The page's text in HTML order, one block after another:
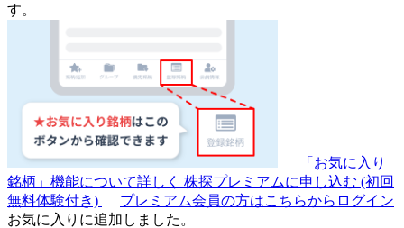
す。
「お気に入り
銘柄」機能について詳しく 株探プレミアムに申し込む (初回
無料体験付き)
プレミアム会員の方はこちらからログイン
お気に入りに追加しました。